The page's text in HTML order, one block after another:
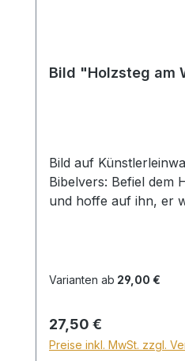
Bild "Holzsteg am
Bild auf
Bibelvers: Befiel dem
und hoffe auf ihn, er
Deutschlands ein
Versand ins Ausland
Sperrgutzuschlag
Varianten ab 29,00 €
Regulärer Preis:
27,50 €
Preise inkl. MwSt. zzgl.